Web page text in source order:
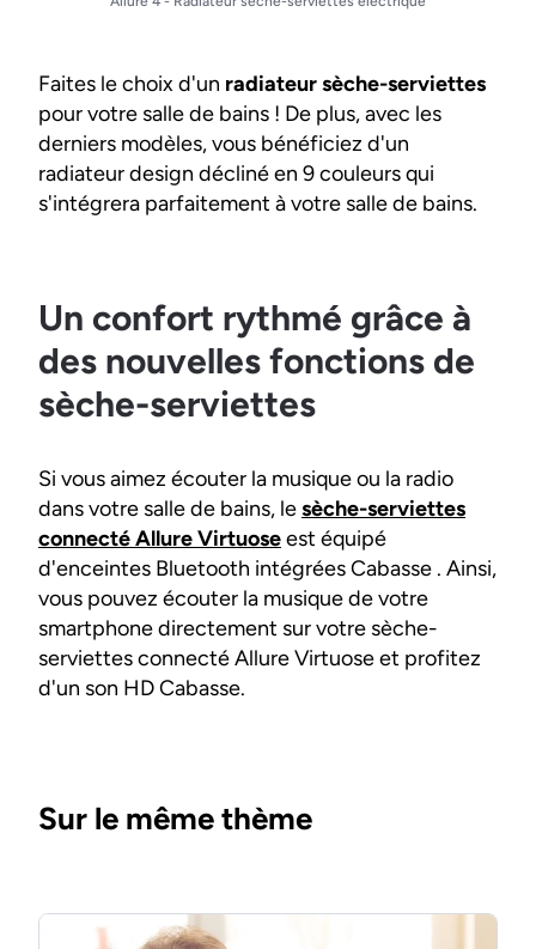
Faites le choix d'un radiateur sèche-serviettes
pour votre salle de bains ! De plus, avec les
derniers modèles, vous bénéficiez d'un
radiateur design décliné en 9 couleurs qui
s'intégrera parfaitement à votre salle de bains.
Un confort rythmé grâce à
des nouvelles fonctions de
sèche-serviettes
Si vous aimez écouter la musique ou la radio
dans votre salle de bains, lesèche-serviettes
connecté Allure Virtuoseest équipé
d'enceintes Bluetooth intégrées Cabasse . Ainsi,
vous pouvez écouter la musique de votre
smartphone directement sur votre sèche-
serviettes connecté Allure Virtuose et profitez
d'un son HD Cabasse.
Sur le même thème